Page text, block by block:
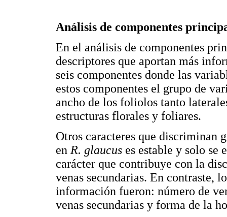
Análisis de componentes
En el análisis de componentes
descriptores que aportan más
seis componentes donde las
estos componentes el grupo de
ancho de los foliolos tanto
estructuras florales y foliares.
Otros caracteres que discriminan
en R. glaucus es estable y solo se
carácter que contribuye con la
venas secundarias. En contraste,
información fueron: número de
venas secundarias y forma de la